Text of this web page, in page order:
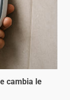
cambia le